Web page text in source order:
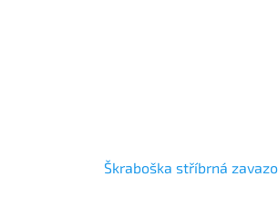
Škraboška stříbrná